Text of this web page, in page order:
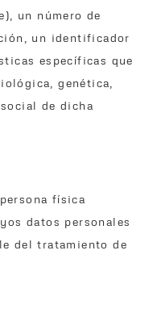
un número de
un identificador
específicas que
genética,
de dicha
física
datos personales
del tratamiento de